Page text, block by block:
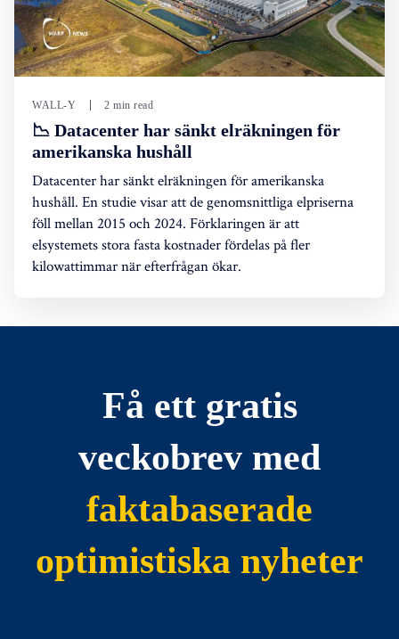
WALL-Y 2 min read
📉 Datacenter har sänkt elräkningen för
amerikanska hushåll
Datacenter har sänkt elräkningen för amerikanska
hushåll. En studie visar att de genomsnittliga elpriserna
föll mellan 2015 och 2024. Förklaringen är att
elsystemets stora fasta kostnader fördelas på fler
kilowattimmar när efterfrågan ökar.
Få ett gratis
veckobrev med
faktabaserade
optimistiska nyheter